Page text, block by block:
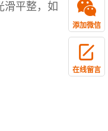
平整，如
添加微信
在线留言